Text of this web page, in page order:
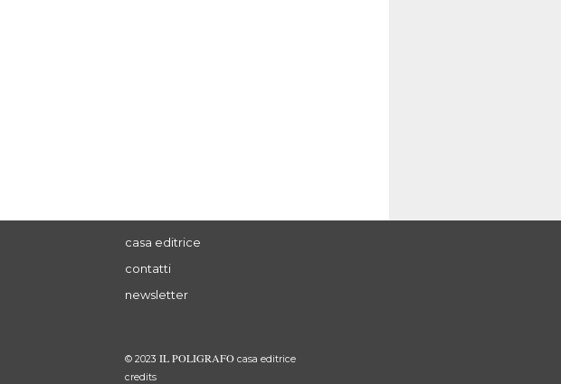
casa editrice
contatti
newsletter
© 2023 IL POLIGRAFO casa editrice
credits